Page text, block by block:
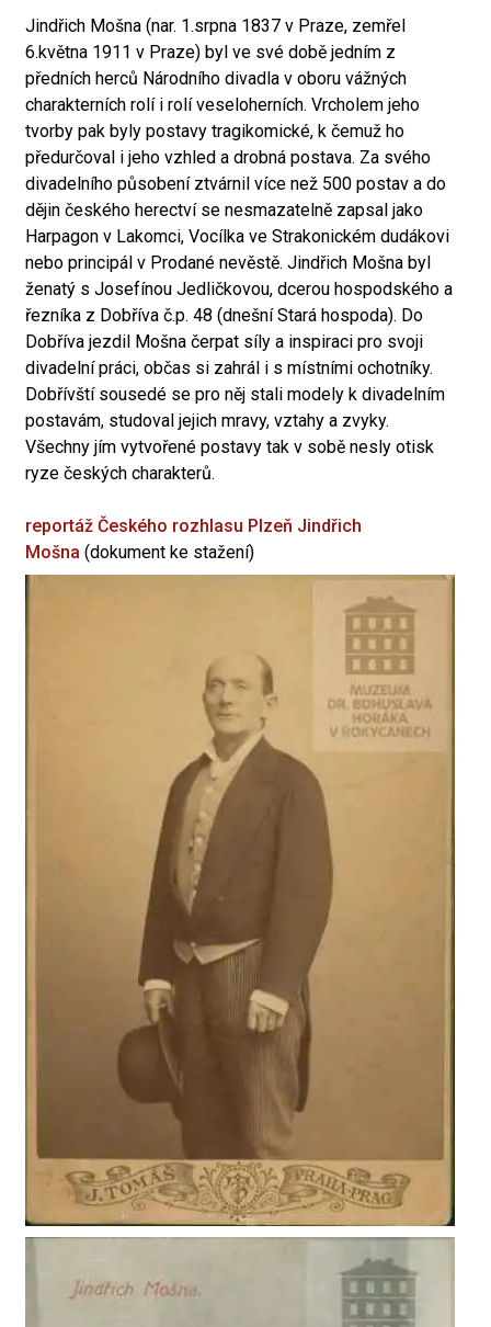
Jindřich Mošna (nar. 1.srpna 1837 v Praze, zemřel
6.května 1911 v Praze) byl ve své době jedním z
předních herců Národního divadla v oboru vážných
charakterních rolí i rolí veseloherních. Vrcholem jeho
tvorby pak byly postavy tragikomické, k čemuž ho
předurčoval i jeho vzhled a drobná postava. Za svého
divadelního působení ztvárnil více než 500 postav a do
dějin českého herectví se nesmazatelně zapsal jako
Harpagon v Lakomci, Vocílka ve Strakonickém dudákovi
nebo principál v Prodané nevěstě. Jindřich Mošna byl
ženatý s Josefínou Jedličkovou, dcerou hospodského a
řezníka z Dobříva č.p. 48 (dnešní Stará hospoda). Do
Dobříva jezdil Mošna čerpat síly a inspiraci pro svoji
divadelní práci, občas si zahrál i s místními ochotníky.
Dobřívští sousedé se pro něj stali modely k divadelním
postavám, studoval jejich mravy, vztahy a zvyky.
Všechny jím vytvořené postavy tak v sobě nesly otisk
ryze českých charakterů.
reportáž Českého rozhlasu Plzeň Jindřich
Mošna (dokument ke stažení)